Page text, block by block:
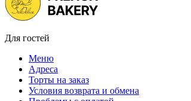
Для гостей
Меню
Адреса
Торты на заказ
Условия возврата и обмена